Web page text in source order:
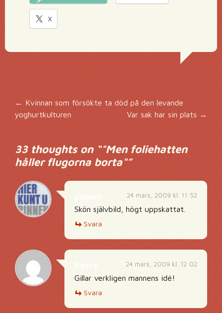
X
Inläggsnavigering
← Kvinnan som försökte ta död på den levande
yoghurtkulturen
Var sak har sin plats→
33 thoughts on “"Men foliehatten
håller flugorna borta"”
24 mars, 2009 kl. 11:52
Skön självbild, högt uppskattat.
Svara
24 mars, 2009 kl. 12:02
Gillar verkligen mannens idé!
Svara